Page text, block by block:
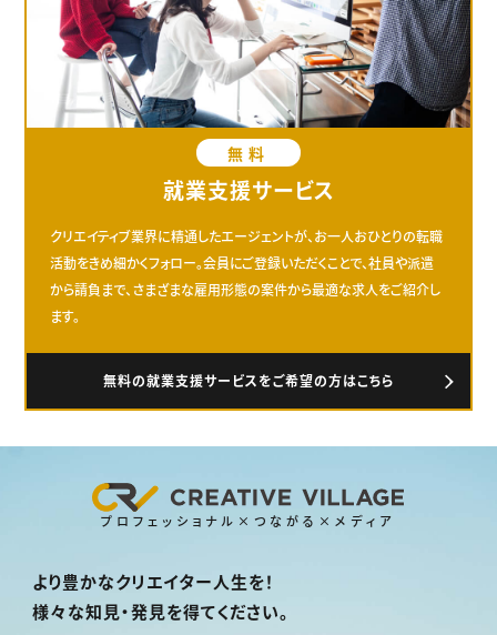
無料
就業支援サービス
クリエイティブ業界に精通したエージェントが、お一人おひとりの転職
活動をきめ細かくフォロー。会員にご登録いただくことで、社員や派遣
から請負まで、さまざまな雇用形態の案件から最適な求人をご紹介し
ます。
無料の就業支援サービスをご希望の方はこちら
プロフェッショナル×つながる×メディア
より豊かなクリエイター人生を！
様々な知見・発見を得てください。